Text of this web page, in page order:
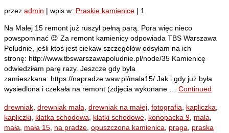
przez admin | wpis w: Praskie kamienice | 1
Na Małej 15 remont już ruszył pełną parą. Pora więc nieco
powspominać 😉 Za remont kamienicy odpowiada TBS Warszawa
Południe, jeśli ktoś jest ciekaw szczegółów odsyłam na ich
stronę: http://www.tbswarszawapoludnie.pl/node/35 Kamienicę
odwiedziłam parę razy. Jeszcze gdy była
zamieszkana: https://napradze.waw.pl/mala15/ Jak i gdy już była
wysiedlona i czekała na remont (zdjęcia wykonane … Continued
drewniak, drewniak mała, drewniak na małej, fotografia, kapliczka,
kapliczki, klatka schodowa, klatki schodowe, konopacka 9, mala,
mała, mała 15, na pradze, opuszczona kamienica, praga, praska